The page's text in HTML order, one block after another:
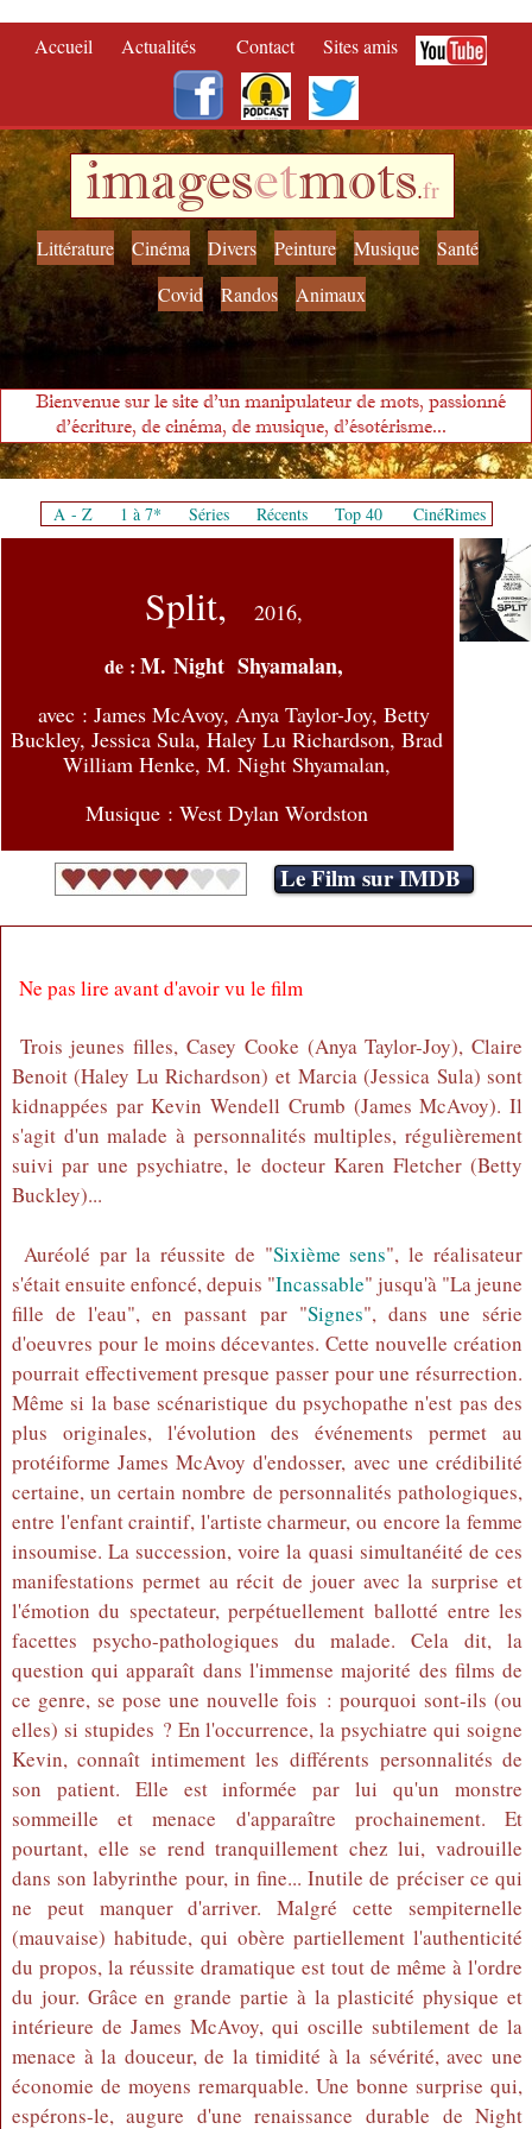
Accueil Actualités Contact Sites amis
imagesetmots.fr
Littérature Cinéma Divers Peinture Musique
Santé
Covid
Randos Animaux
Bienvenue sur le site d'un manipulateur de mots, passionné
d'écriture, de cinéma, de musique, d'ésotérisme...
A - Z 1 à 7* Séries Récents Top 40 CinéRimes
Split, 2016,
de :M. Night Shyamalan,
avec : James McAvoy, Anya Taylor-Joy, Betty
Buckley, Jessica Sula, Haley Lu Richardson, Brad
William Henke, M. Night Shyamalan,
Musique : West Dylan Wordston
Le Film sur IMDB
Ne pas lire avant d'avoir vu le film
Trois jeunes filles, Casey Cooke (Anya Taylor-Joy), Claire
Benoit (Haley Lu Richardson) et Marcia (Jessica Sula) sont
kidnappées par Kevin Wendell Crumb (James McAvoy). Il
s'agit d'un malade à personnalités multiples, régulièrement
suivi par une psychiatre, le docteur Karen Fletcher (Betty
Buckley)...
Auréolé par la réussite de "Sixième sens", le réalisateur
s'était ensuite enfoncé, depuis "Incassable" jusqu'à "La jeune
fille de l'eau", en passant par "Signes", dans une série
d'oeuvres pour le moins décevantes. Cette nouvelle création
pourrait effectivement presque passer pour une résurrection.
Même si la base scénaristique du psychopathe n'est pas des
plus originales, l'évolution des événements permet au
protéiforme James McAvoy d'endosser, avec une crédibilité
certaine, un certain nombre de personnalités pathologiques,
entre l'enfant craintif, l'artiste charmeur, ou encore la femme
insoumise. La succession, voire la quasi simultanéité de ces
manifestations permet au récit de jouer avec la surprise et
l'émotion du spectateur, perpétuellement ballotté entre les
facettes psycho-pathologiques du malade. Cela dit, la
question qui apparaît dans l'immense majorité des films de
ce genre, se pose une nouvelle fois : pourquoi sont-ils (ou
elles) si stupides ? En l'occurrence, la psychiatre qui soigne
Kevin, connaît intimement les différents personnalités de
son patient. Elle est informée par lui qu'un monstre
sommeille et menace d'apparaître prochainement. Et
pourtant, elle se rend tranquillement chez lui, vadrouille
dans son labyrinthe pour, in fine... Inutile de préciser ce qui
ne peut manquer d'arriver. Malgré cette sempiternelle
(mauvaise) habitude, qui obère partiellement l'authenticité
du propos, la réussite dramatique est tout de même à l'ordre
du jour. Grâce en grande partie à la plasticité physique et
intérieure de James McAvoy, qui oscille subtilement de la
menace à la douceur, de la timidité à la sévérité, avec une
économie de moyens remarquable. Une bonne surprise qui,
espérons-le, augure d'une renaissance durable de Night